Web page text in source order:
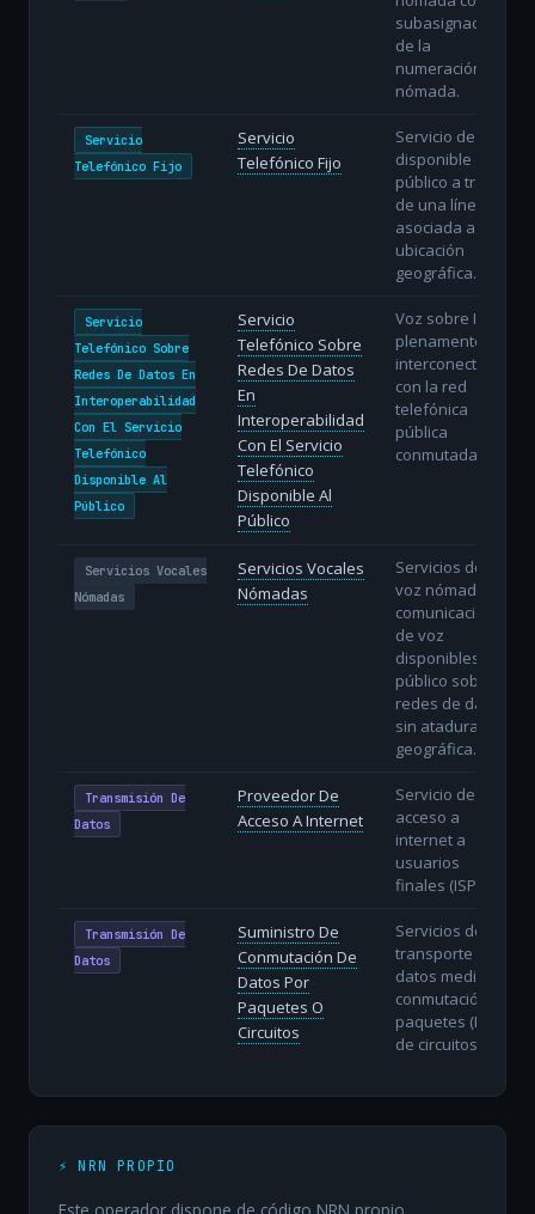
subasignación
de la
numeración
nómada.
Servicio
Telefónico Fijo
Servicio
Telefónico Fijo
Servicio de voz
disponible al
público a través
de una línea fija
asociada a una
ubicación
geográfica.
Servicio
Telefónico Sobre
Redes De Datos En
Interoperabilidad
Con El Servicio
Telefónico
Disponible Al
Público
Servicio
Telefónico Sobre
Redes De Datos
En
Interoperabilidad
Con El Servicio
Telefónico
Disponible Al
Público
Voz sobre IP
plenamente
interconectada
con la red
telefónica
pública
conmutada.
Servicios Vocales
Nómadas
Servicios Vocales
Nómadas
Servicios de
voz nómadas:
comunicaciones
de voz
disponibles al
público sobre
redes de datos
sin atadura
geográfica.
Transmisión De
Datos
Proveedor De
Acceso A Internet
Servicio de
acceso a
internet a
usuarios
finales (ISP).
Transmisión De
Datos
Suministro De
Conmutación De
Datos Por
Paquetes O
Circuitos
Servicios de
transporte de
datos mediante
conmutación de
paquetes (IP) o
de circuitos.
⚡ NRN PROPIO